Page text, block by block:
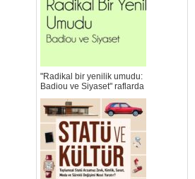
"Radikal bir yenilik umudu:
Badiou ve Siyaset" raflarda